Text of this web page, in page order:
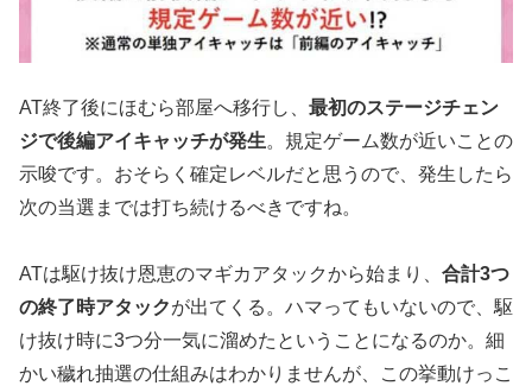
AT終了後にほむら部屋へ移行し、 最初のステージチェン
ジで後編アイキャッチが発生。規定ゲーム数が近いことの
示唆です。おそらく確定レベルだと思うので、発生したら
次の当選までは打ち続けるべきですね。
ATは駆け抜け恩恵のマギカアタックから始まり、 合計3つ
の終了時アタックが出てくる。ハマってもいないので、駆
け抜け時に3つ分一気に溜めたということになるのか。細
かい穢れ抽選の仕組みはわかりませんが、この挙動けっこ